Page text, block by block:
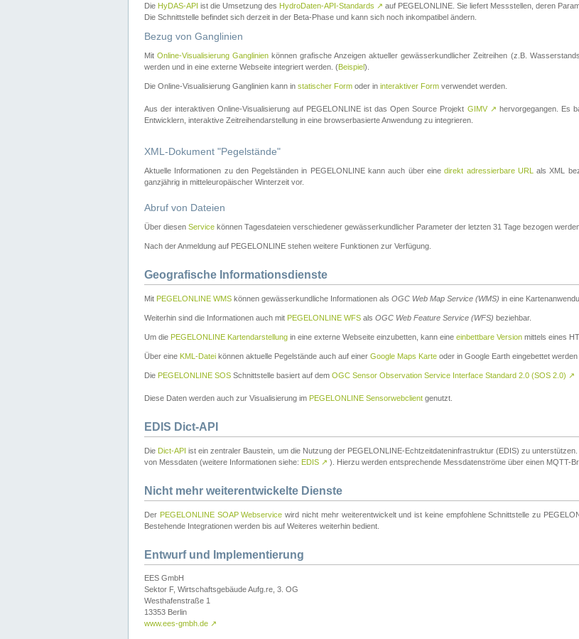
Die HyDAS-API ist die Umsetzung des HydroDaten-API-Standards ↗ auf PEGELONLINE. Sie liefert Messstellen, deren
Die Schnittstelle befindet sich derzeit in der Beta-Phase und kann sich noch inkompatibel ändern.
Bezug von Ganglinien
MitOnline-Visualisierung Ganglinien können grafische Anzeigen aktueller gewässerkundlicher Zeitreihen (z.B.
werden und in eine externe Webseite integriert werden. (Beispiel).
Die Online-Visualisierung Ganglinien kann in statischer Form oder in interaktiver Form verwendet werden.
Aus der interaktiven Online-Visualisierung auf PEGELONLINE ist das Open Source Projekt GIMV ↗ hervorgegangen. Es
Entwicklern, interaktive Zeitreihendarstellung in eine browserbasierte Anwendung zu integrieren.
XML-Dokument "Pegelstände"
Aktuelle Informationen zu den Pegelständen in PEGELONLINE kann auch über einedirekt adressierbare URL
als XML
ganzjährig in mitteleuropäischer Winterzeit vor.
Abruf von Dateien
Über diesen Service können Tagesdateien verschiedener gewässerkundlicher Parameter der letzten 31 Tage bezogen
Nach der Anmeldung auf PEGELONLINE stehen weitere Funktionen zur Verfügung.
Geografische Informationsdienste
Mit PEGELONLINE WMS können gewässerkundliche Informationen als OGC Web Map Service (WMS) in eine
Weiterhin sind die Informationen auch mit PEGELONLINE WFS als OGC Web Feature Service (WFS) beziehbar.
Um die PEGELONLINE Kartendarstellung in eine externe Webseite einzubetten, kann eine einbettbare Version mittels eines
Über eine KML-Datei können aktuelle Pegelstände auch auf einer Google Maps Karte oder in Google Earth eingebettet
Die PEGELONLINE SOS Schnittstelle basiert auf dem OGC Sensor Observation Service Interface Standard 2.0 (SOS 2.0) ↗
Diese Daten werden auch zur Visualisierung im PEGELONLINE Sensorwebclient genutzt.
EDIS Dict-API
Die Dict-API ist ein zentraler Baustein, um die Nutzung der PEGELONLINE-Echtzeitdateninfrastruktur (EDIS) zu
von Messdaten (weitere Informationen siehe: EDIS ↗ ). Hierzu werden entsprechende Messdatenströme über einen MQTT-
Nicht mehr weiterentwickelte Dienste
Der PEGELONLINE SOAP Webservice wird nicht mehr weiterentwickelt und ist keine empfohlene Schnittstelle zu
Bestehende Integrationen werden bis auf Weiteres weiterhin bedient.
Entwurf und Implementierung
EES GmbH
Sektor F, Wirtschaftsgebäude Aufg.re, 3. OG
Westhafenstraße 1
13353 Berlin
www.ees-gmbh.de ↗